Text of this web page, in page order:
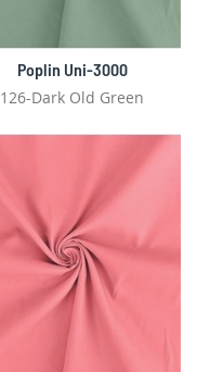
Poplin Uni-3000
126-Dark Old Green